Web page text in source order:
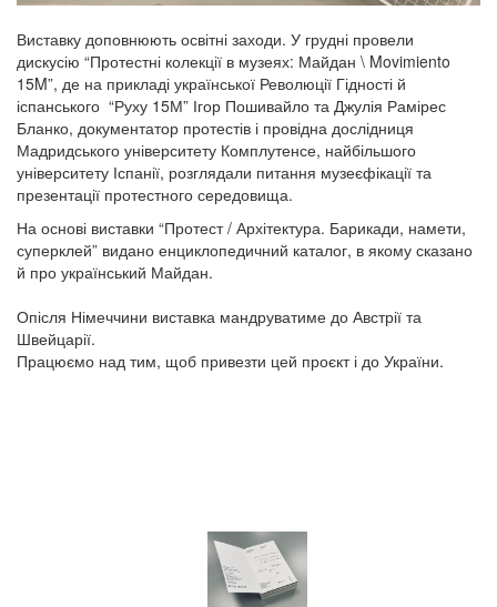
Виставку доповнюють освітні заходи. У грудні провели
дискусію “Протестні колекції в музеях: Майдан \ Movimiento
15M”, де на прикладі української Революції Гідності й
іспанського “Руху 15М” Ігор Пошивайло та Джулія Рамірес
Бланко, документатор протестів і провідна дослідниця
Мадридського університету Комплутенсе, найбільшого
університету Іспанії, розглядали питання музеєфікації та
презентації протестного середовища.
На основі виставки “Протест / Архітектура. Барикади, намети,
суперклей” видано енциклопедичний каталог, в якому сказано
й про український Майдан.
Опісля Німеччини виставка мандруватиме до Австрії та
Швейцарії.
Працюємо над тим, щоб привезти цей проєкт і до України.